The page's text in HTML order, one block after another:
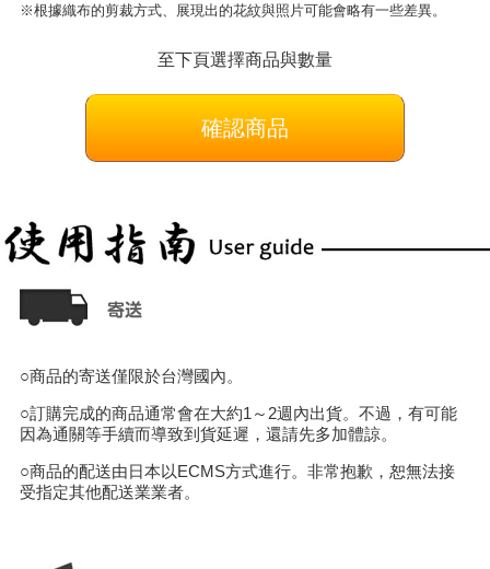
※根據織布的剪裁方式、展現出的花紋與照片可能會略有一些差異。
至下頁選擇商品與數量
確認商品
○商品的寄送僅限於台灣國內。
○訂購完成的商品通常會在大約1～2週內出貨。不過，有可能
因為通關等手續而導致到貨延遲，還請先多加體諒。
○商品的配送由日本以ECMS方式進行。非常抱歉，恕無法接
受指定其他配送業業者。